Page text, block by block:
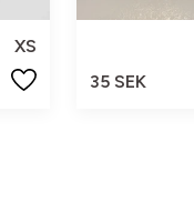
XS
35 SEK